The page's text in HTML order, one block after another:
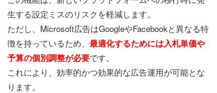
生する設定ミスのリスクを軽減します。
ただし、Microsoft広告はGoogleやFacebookと異なる特
徴を持っているため、 最適化するためには入札単価や
予算の個別調整が必要です。
これにより、効率的かつ効果的な広告運用が可能とな
ります。